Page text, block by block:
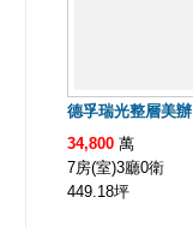
德孚瑞光整層美辦
34,800 萬
7房(室)3廳0衛
449.18坪